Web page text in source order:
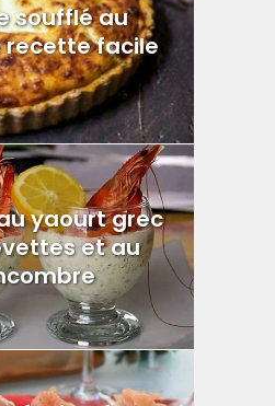
soufflé au
facile
yaourt grec
et au